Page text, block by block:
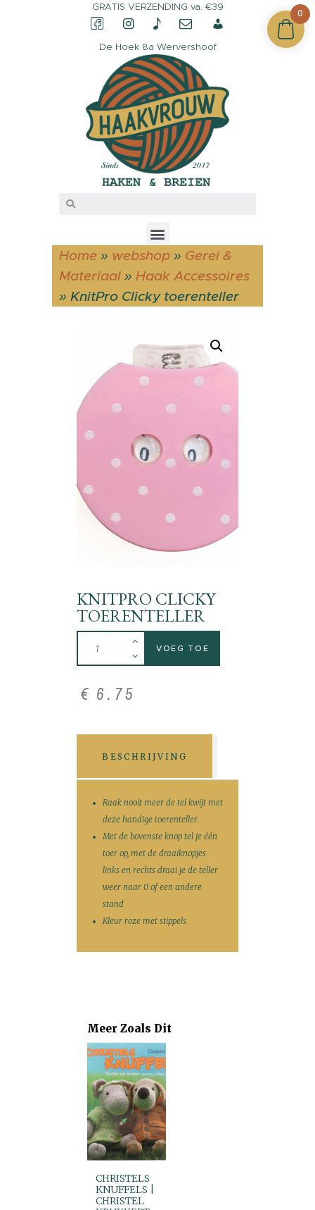
GRATIS VERZENDING va. €39
De Hoek 8a Wervershoof
Home » webshop » Gerei &
Materiaal » Haak Accessoires
» KnitPro Clicky toerenteller
CONTACT &
OPENINGSTIJDEN
OVER HAAKVROUW
MIJN ACCOUNT
KNITPRO CLICKY
TOERENTELLER
VOEG TOE
€ 6. 75
BESCHRIJVING
Raak nooit meer de tel kwijt met
deze handige toerenteller
Met de bovenste knop tel je één
toer op, met de draaiknopjes
links en rechts draai je de teller
weer naar 0 of een andere
stand
Kleur roze met stippels
Meer Zoals Dit
CHRISTELS
KNUFFELS |
CHRISTEL
0